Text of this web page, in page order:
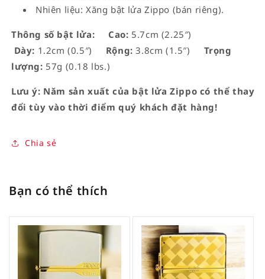
Nhiên liệu: Xăng bật lửa Zippo (bán riêng).
Thông số bật lửa: Cao: 5.7cm (2.25″)
Dày: 1.2cm (0.5″) Rộng: 3.8cm (1.5″)
Trọng
lượng: 57g (0.18 lbs.)
Lưu ý: Năm sản xuất của bật lửa Zippo có thể thay
đổi tùy vào thời điểm quý khách đặt hàng!
Chia sẻ
Bạn có thể thích